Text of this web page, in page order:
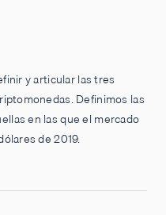
y articular las tres
Definimos las
en las que el mercado
de 2019.